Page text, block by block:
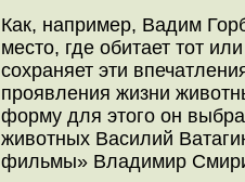
Как, например, Вадим
место, где обитает тот
сохраняет эти
проявления жизни
форму для этого он
животных Василий
фильмы» Владимир